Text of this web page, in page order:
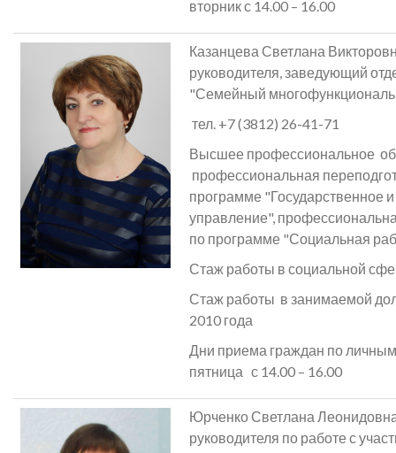
вторник с 14.00 – 16.00
Казанцева Светлана
руководителя, заведующий
"Семейный
тел. +7 (3812) 26-41-71
Высшее профессиональное
профессиональная
программе "Государственное
управление",
по программе "Социальная
Стаж работы в социальной
Стаж работы в занимаемой
2010 года
Дни приема граждан по
пятница с 14.00 – 16.00
Юрченко Светлана
руководителя по работе с